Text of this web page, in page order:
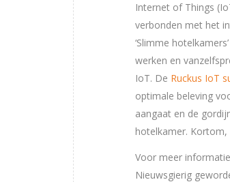
Internet of Things
verbonden met het
‘Slimme
werken en
IoT. De Ruckus IoT
optimale beleving
aangaat en de
hotelkamer. Kortom,
Voor meer
Nieuwsgierig